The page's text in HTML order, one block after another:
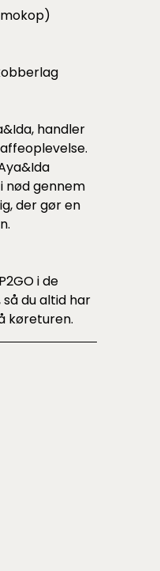
handler
nød gennem
der gør en
i de
du altid har
køreturen.